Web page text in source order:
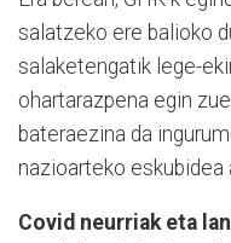
salatzeko ere balioko
salaketengatik lege-
ohartarazpena egin
bateraezina da
nazioarteko eskubidea
Covid neurriak eta